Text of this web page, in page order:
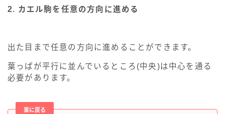
2. カエル駒を任意の方向に進める
出た目まで任意の方向に進めることができます。
葉っぱが平行に並んでいるところ(中央)は中心を通る
必要があります。
巣に戻る